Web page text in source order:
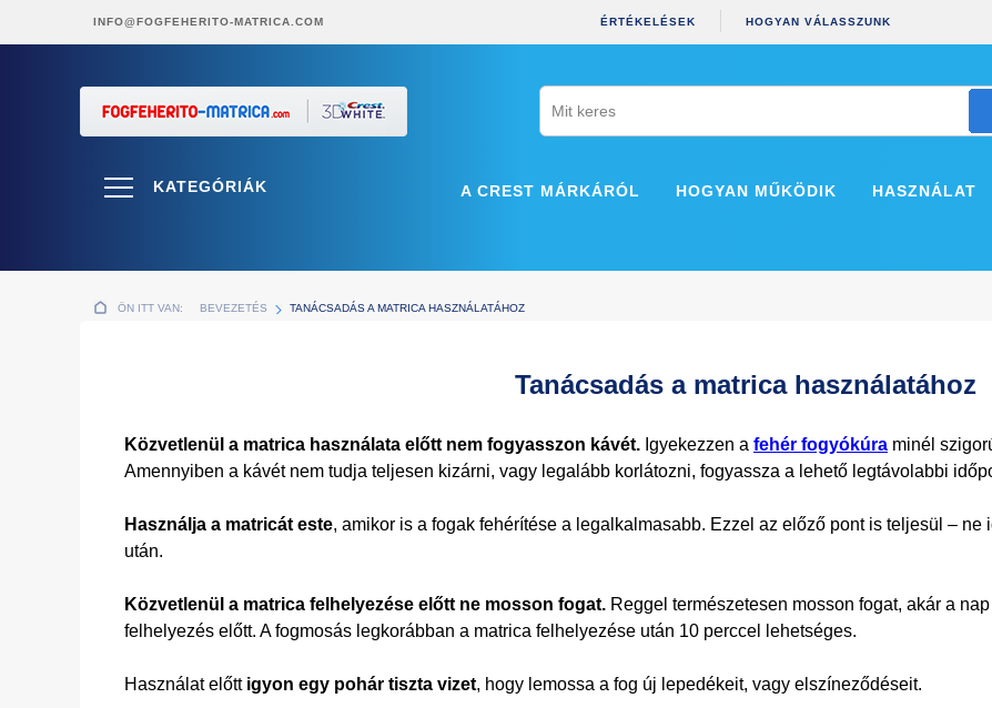
INFO@FOGFEHERITO-MATRICA.COM ÉRTÉKELÉSEK HOGYAN VÁLASSZUNK
KATEGÓRIÁK A CREST MÁRKÁRÓL HOGYAN MŰKÖDIK HASZNÁLAT
ÖN ITT VAN: BEVEZETÉS TANÁCSADÁS A MATRICA HASZNÁLATÁHOZ
Tanácsadás a matrica használatához
Közvetlenül a matrica használata előtt nem fogyasszon kávét. Igyekezzen a fehér fogyókúra minél
Amennyiben a kávét nem tudja teljesen kizárni, vagy legalább korlátozni, fogyassza a lehető legtávolabbi
Használja a matricát este, amikor is a fogak fehérítése a legalkalmasabb. Ezzel az előző pont is teljesül –
után.
Közvetlenül a matrica felhelyezése előtt ne mosson fogat. Reggel természetesen mosson fogat, akár a
felhelyezés előtt. A fogmosás legkorábban a matrica felhelyezése után 10 perccel lehetséges.
Használat előtt igyon egy pohár tiszta vizet, hogy lemossa a fog új lepedékeit, vagy elszíneződéseit.